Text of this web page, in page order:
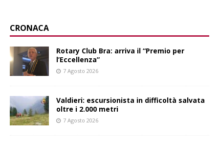
CRONACA
Rotary Club Bra: arriva il “Premio per
l’Eccellenza”
7 Agosto 2026
Valdieri: escursionista in difficoltà salvata
oltre i 2.000 metri
7 Agosto 2026